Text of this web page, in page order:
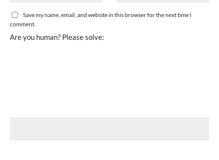
Save my name, email, and website in this browser for the next time I
comment.
Are you human? Please solve: